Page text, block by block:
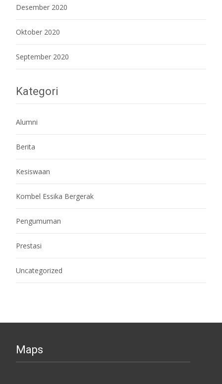
Desember 2020
Oktober 2020
September 2020
Kategori
Alumni
Berita
Kesiswaan
Kombel Essika Bergerak
Pengumuman
Prestasi
Uncategorized
Maps